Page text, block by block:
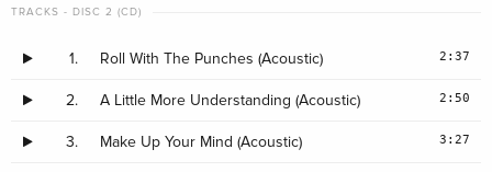
9
10
Will We Ever Be Friends Again
Disk 2
TRACKS - DISC 2 (CD)
1. Roll With The Punches (Acoustic) 2:37
2. A Little More Understanding (Acoustic) 2:50
3. Make Up Your Mind (Acoustic) 3:27